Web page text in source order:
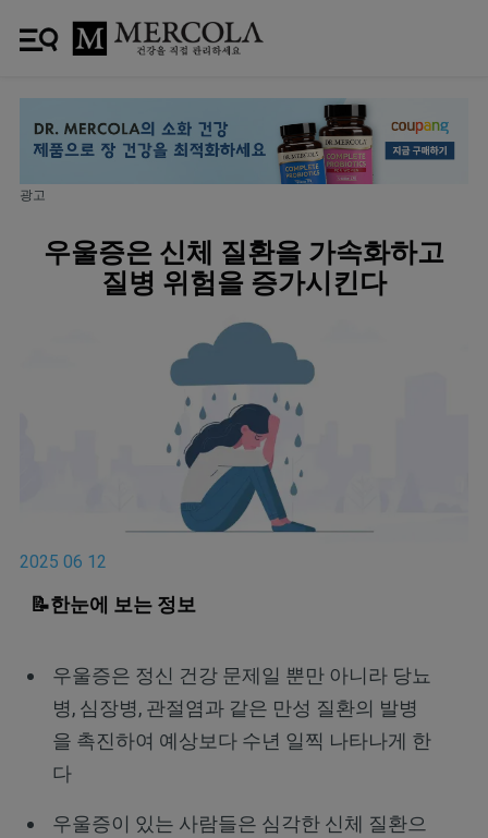
광고
우울증은 신체 질환을 가속화하고
질병 위험을 증가시킨다
2025 06 12
📝한눈에 보는 정보
우울증은 정신 건강 문제일 뿐만 아니라 당뇨
병, 심장병, 관절염과 같은 만성 질환의 발병
을 촉진하여 예상보다 수년 일찍 나타나게 한
다
우울증이 있는 사람들은 심각한 신체 질환으